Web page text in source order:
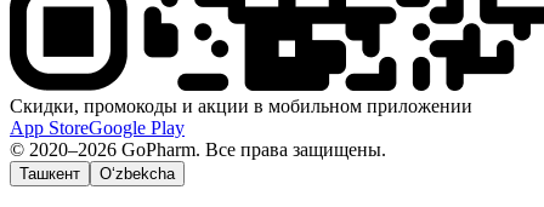
Скидки, промокоды и акции в мобильном приложении
App StoreGoogle Play
© 2020–2026 GoPharm. Все права защищены.
Ташкент O‘zbekcha